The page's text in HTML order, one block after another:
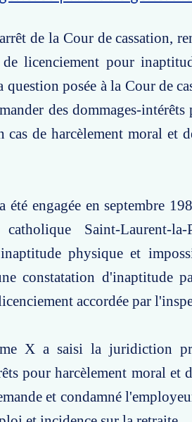
de la Cour de cassation,
licenciement pour
question posée à la Cour de
des dommages-
cas de harcèlement moral et
engagée en septembre
catholique Saint-Laurent-
physique et
constatation d'inaptitude
accordée par
X a saisi la juridiction
pour harcèlement moral
et condamné